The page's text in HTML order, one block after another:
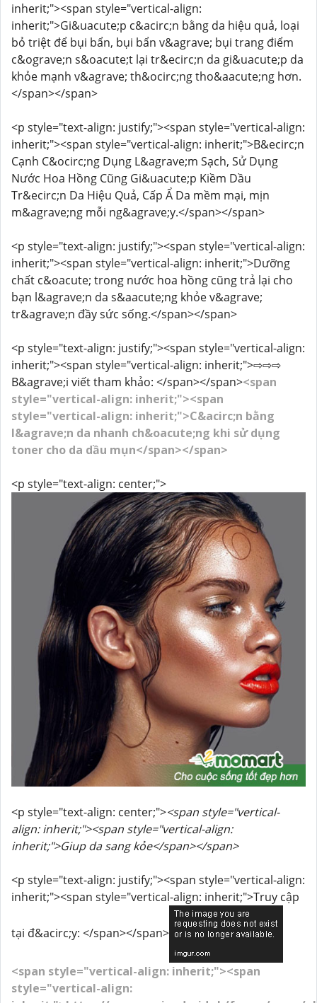
inherit;"><span style="vertical-align:
inherit;">Gi&uacute;p c&acirc;n bằng da hiệu quả, loại
bỏ triệt để bụi bẩn, bụi bẩn v&agrave; bụi trang điểm
c&ograve;n s&oacute;t lại tr&ecirc;n da gi&uacute;p da
khỏe mạnh v&agrave; th&ocirc;ng tho&aacute;ng hơn.
</span></span>
<p style="text-align: justify;"><span style="vertical-align:
inherit;"><span style="vertical-align: inherit;">B&ecirc;n
Cạnh C&ocirc;ng Dụng L&agrave;m Sạch, Sử Dụng
Nước Hoa Hồng Cũng Gi&uacute;p Kiềm Dầu
Tr&ecirc;n Da Hiệu Quả, Cấp Ẩ Da mềm mại, mịn
m&agrave;ng mỗi ng&agrave;y.</span></span>
<p style="text-align: justify;"><span style="vertical-align:
inherit;"><span style="vertical-align: inherit;">Dưỡng
chất c&oacute; trong nước hoa hồng cũng trả lại cho
bạn l&agrave;n da s&aacute;ng khỏe v&agrave;
tr&agrave;n đầy sức sống.</span></span>
<p style="text-align: justify;"><span style="vertical-align:
inherit;"><span style="vertical-align: inherit;">⇨⇨⇨
B&agrave;i viết tham khảo: </span></span><span
style="vertical-align: inherit;"><span
style="vertical-align: inherit;">C&acirc;n bằng
l&agrave;n da nhanh ch&oacute;ng khi sử dụng
toner cho da dầu mụn</span></span>
<p style="text-align: center;">
<p style="text-align: center;"><span style="vertical-
align: inherit;"><span style="vertical-align:
inherit;">Giup da sang kỏe</span></span>
<p style="text-align: justify;"><span style="vertical-align:
inherit;"><span style="vertical-align: inherit;">Truy cập
tại đ&acirc;y: </span></span>
<span style="vertical-align: inherit;"><span
style="vertical-align: